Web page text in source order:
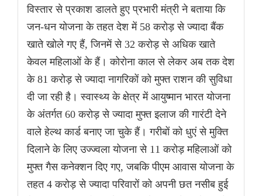
विस्तार से प्रकाश डालते हुए प्रभारी मंत्री ने बताया कि
जन-धन योजना के तहत देश में 58 करोड़ से ज्यादा बैंक
खाते खोले गए हैं, जिनमें से 32 करोड़ से अधिक खाते
केवल महिलाओं के हैं। कोरोना काल से लेकर अब तक देश
के 81 करोड़ से ज्यादा नागरिकों को मुफ्त राशन की सुविधा
दी जा रही है। स्वास्थ्य के क्षेत्र में आयुष्मान भारत योजना
के अंतर्गत 60 करोड़ से ज्यादा मुफ्त इलाज की गारंटी देने
वाले हेल्थ कार्ड बनाए जा चुके हैं। गरीबों को धुएं से मुक्ति
दिलाने के लिए उज्ज्वला योजना से 11 करोड़ महिलाओं को
मुफ्त गैस कनेक्शन दिए गए, जबकि पीएम आवास योजना के
तहत 4 करोड़ से ज्यादा परिवारों को अपनी छत नसीब हुई